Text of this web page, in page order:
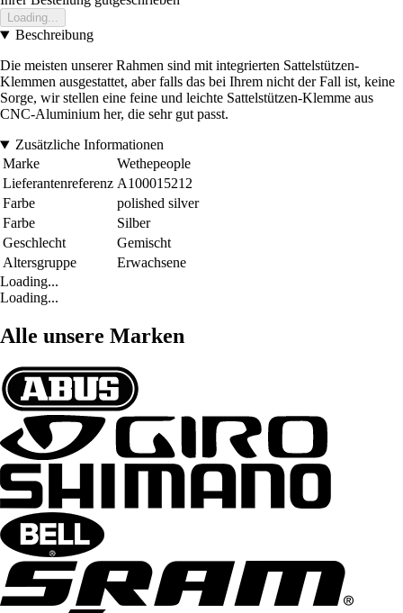
Loading...
Beschreibung
Die meisten unserer Rahmen sind mit integrierten Sattelstützen-
Klemmen ausgestattet, aber falls das bei Ihrem nicht der Fall ist, keine
Sorge, wir stellen eine feine und leichte Sattelstützen-Klemme aus
CNC-Aluminium her, die sehr gut passt.
Zusätzliche Informationen
Marke
Wethepeople
Lieferantenreferenz A100015212
Farbe
polished silver
Farbe
Silber
Geschlecht
Gemischt
Altersgruppe
Erwachsene
Loading...
Loading...
Alle unsere Marken